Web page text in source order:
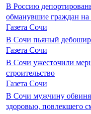
В Россию
обманувшие граждан
Газета Сочи
В Сочи пьяный дебошир
Газета Сочи
В Сочи ужесточили
строительство
Газета Сочи
В Сочи мужчину
здоровью, повлекшего